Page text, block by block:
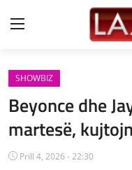
Shtëpi
LAJME MAQEDONI
SHQIPERI
SHOWBIZ
Beyonce dhe
martesë,
Prill 4, 2026 - 22:30